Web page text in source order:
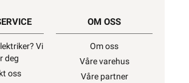
Vi
deg
oss
OM OSS
Om oss
Våre varehus
Våre partner